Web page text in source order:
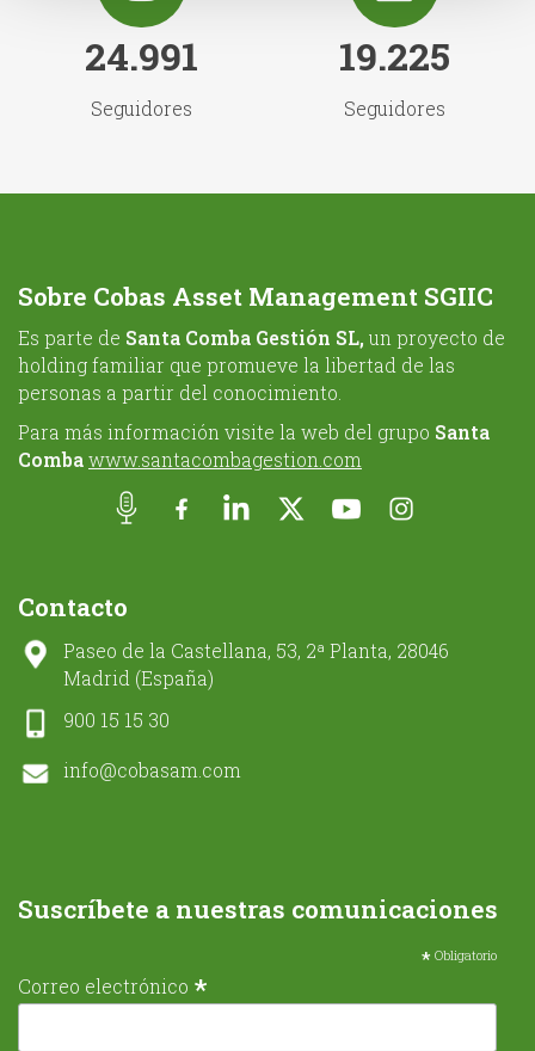
24.991
Seguidores
19.225
Seguidores
Sobre Cobas Asset Management SGIIC
Es parte de Santa Comba Gestión SL, un proyecto de
holding familiar que promueve la libertad de las
personas a partir del conocimiento.
Para más información visite la web del grupo Santa
Combawww.santacombagestion.com
Contacto
Paseo de la Castellana, 53, 2ª Planta, 28046
Madrid (España)
900 15 15 30
info@cobasam.com
Suscríbete a nuestras comunicaciones
* Obligatorio
Correo electrónico *